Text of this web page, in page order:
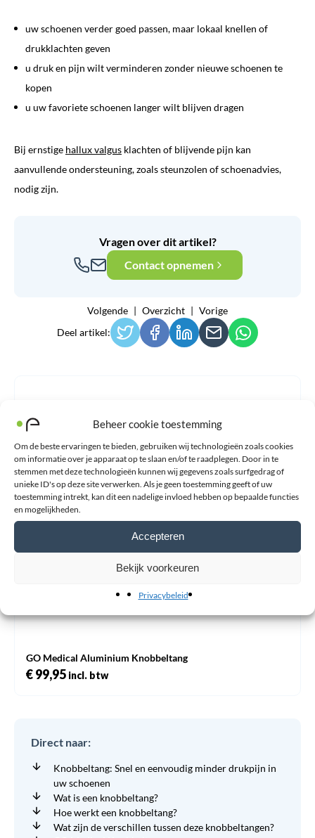
Beheer cookie toestemming
Om de beste ervaringen te bieden, gebruiken wij technologieën zoals cookies
om informatie over je apparaat op te slaan en/of te raadplegen. Door in te
stemmen met deze technologieën kunnen wij gegevens zoals surfgedrag of
unieke ID's op deze site verwerken. Als je geen toestemming geeft of uw
toestemming intrekt, kan dit een nadelige invloed hebben op bepaalde functies
en mogelijkheden.
Accepteren
Bekijk voorkeuren
Privacybeleid
uw schoenen verder goed passen, maar lokaal knellen of
drukklachten geven
u druk en pijn wilt verminderen zonder nieuwe schoenen te
kopen
u uw favoriete schoenen langer wilt blijven dragen
Bij ernstige hallux valgus klachten of blijvende pijn kan
aanvullende ondersteuning, zoals steunzolen of schoenadvies,
nodig zijn.
Vragen over dit artikel?
Contact opnemen
Volgende Overzicht
Vorige
Deel artikel:
GO Medical Aluminium Knobbeltang
€99,95 incl. btw
Direct naar:
Knobbeltang: Snel en eenvoudig minder drukpijn in
uw schoenen
Wat is een knobbeltang?
Hoe werkt een knobbeltang?
Wat zijn de verschillen tussen deze knobbeltangen?